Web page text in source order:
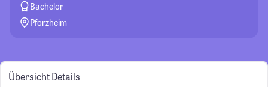
Bachelor
Pforzheim
Übersicht Details